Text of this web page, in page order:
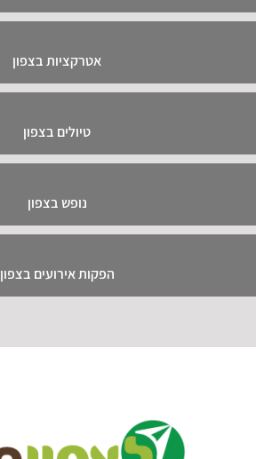
אטרקציות בצפון
טיולים בצפון
נופש בצפון
הפקות אירועים בצפון